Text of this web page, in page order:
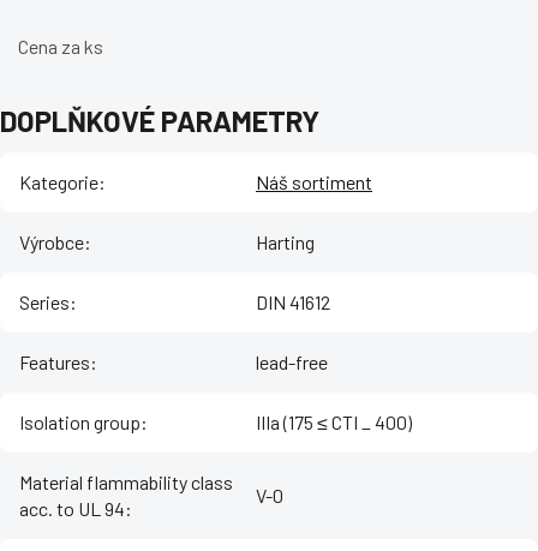
Cena za ks
DOPLŇKOVÉ PARAMETRY
Kategorie: Náš sortiment
Výrobce: Harting
Series: DIN 41612
Features: lead-free
Isolation group: IIIa (175 ≤ CTI _ 400)
Material flammability class
acc. to UL 94:
V-0